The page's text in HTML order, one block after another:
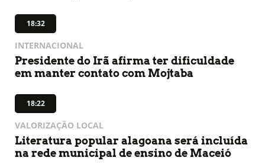
18:32
INTERNACIONAL
Presidente do Irã afirma ter dificuldade
em manter contato com Mojtaba
18:22
VALORIZAÇÃO LOCAL
Literatura popular alagoana será incluída
na rede municipal de ensino de Maceió